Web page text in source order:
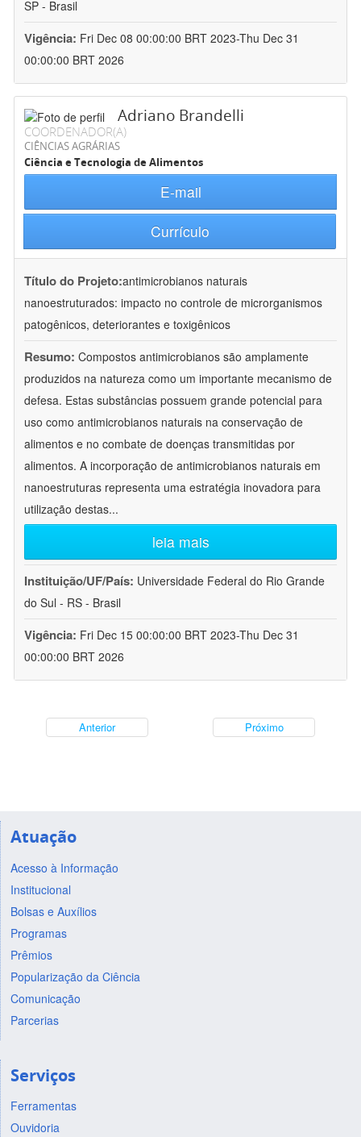
SP - Brasil
Vigência: Fri Dec 08 00:00:00 BRT 2023-Thu Dec 31
00:00:00 BRT 2026
Adriano Brandelli
COORDENADOR(A)
CIÊNCIAS AGRÁRIAS
Ciência e Tecnologia de Alimentos
E-mail
Currículo
Título do Projeto:antimicrobianos naturais
nanoestruturados: impacto no controle de microrganismos
patogênicos, deteriorantes e toxigênicos
Resumo: Compostos antimicrobianos são amplamente
produzidos na natureza como um importante mecanismo de
defesa. Estas substâncias possuem grande potencial para
uso como antimicrobianos naturais na conservação de
alimentos e no combate de doenças transmitidas por
alimentos. A incorporação de antimicrobianos naturais em
nanoestruturas representa uma estratégia inovadora para
utilização destas...
leia mais
Instituição/UF/País: Universidade Federal do Rio Grande
do Sul - RS - Brasil
Vigência: Fri Dec 15 00:00:00 BRT 2023-Thu Dec 31
00:00:00 BRT 2026
Anterior Próximo
Atuação
Acesso à Informação
Institucional
Bolsas e Auxílios
Programas
Prêmios
Popularização da Ciência
Comunicação
Parcerias
Serviços
Ferramentas
Ouvidoria